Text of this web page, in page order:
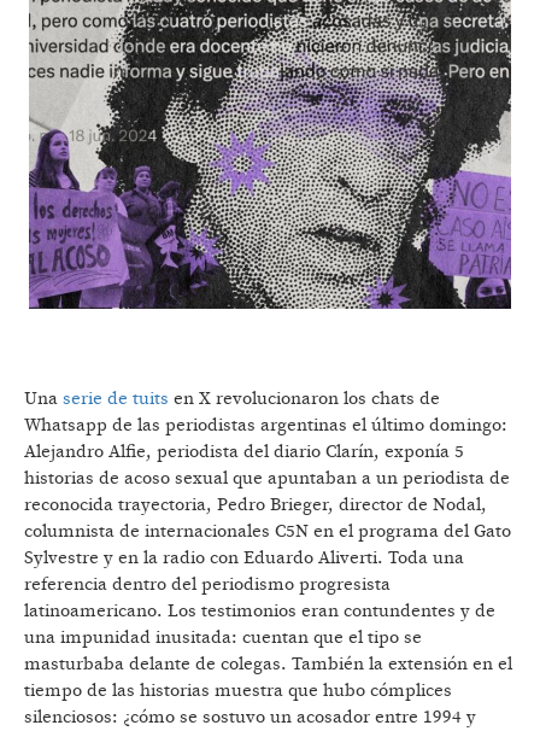
Una serie de tuits en X revolucionaron los chats de
Whatsapp de las periodistas argentinas el último domingo:
Alejandro Alfie, periodista del diario Clarín, exponía 5
historias de acoso sexual que apuntaban a un periodista de
reconocida trayectoria, Pedro Brieger, director de Nodal,
columnista de internacionales C5N en el programa del Gato
Sylvestre y en la radio con Eduardo Aliverti. Toda una
referencia dentro del periodismo progresista
latinoamericano. Los testimonios eran contundentes y de
una impunidad inusitada: cuentan que el tipo se
masturbaba delante de colegas. También la extensión en el
tiempo de las historias muestra que hubo cómplices
silenciosos: ¿cómo se sostuvo un acosador entre 1994 y